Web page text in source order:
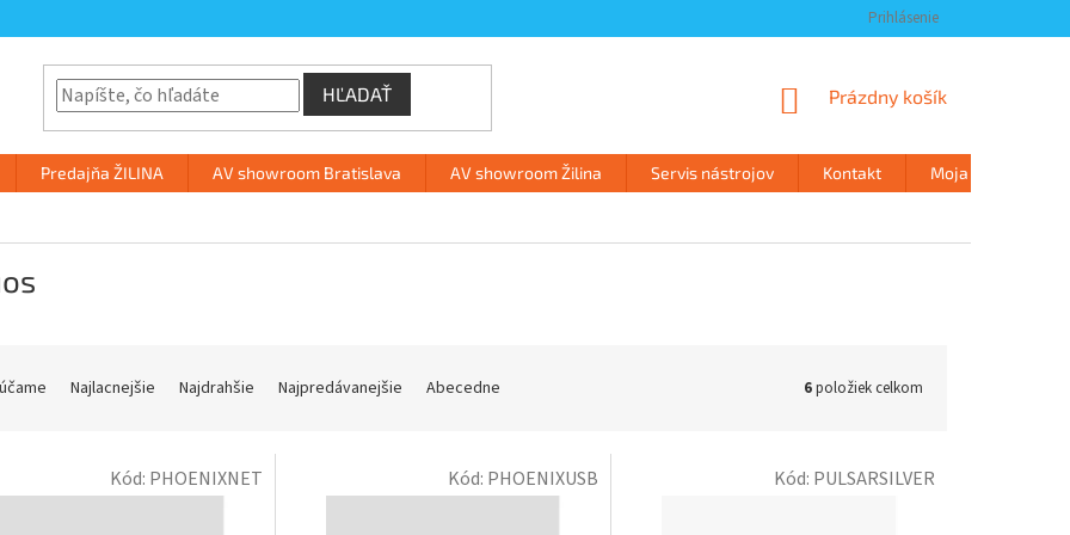
Prihlásenie
HĽADAŤ
NÁKUPNÝ
Prázdny košík
Predajňa ŽILINA AV showroom Bratislava AV showroom Žilina Servis nástrojov Kontakt Moja objednávka
Najlacnejšie Najdrahšie Najpredávanejšie Abecedne 6položiek celkom
Kód: PHOENIXNET Kód: PHOENIXUSB Kód: PULSARSILVER